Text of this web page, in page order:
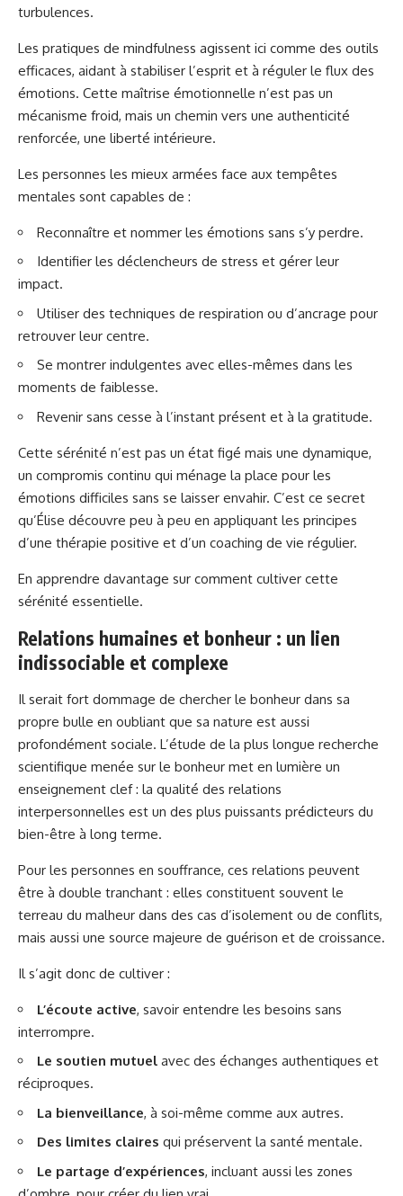
turbulences.
Les pratiques de mindfulness agissent ici comme des outils
efficaces, aidant à stabiliser l’esprit et à réguler le flux des
émotions. Cette maîtrise émotionnelle n’est pas un
mécanisme froid, mais un chemin vers une authenticité
renforcée, une liberté intérieure.
Les personnes les mieux armées face aux tempêtes
mentales sont capables de :
Reconnaître et nommer les émotions sans s’y perdre.
Identifier les déclencheurs de stress et gérer leur
impact.
Utiliser des techniques de respiration ou d’ancrage pour
retrouver leur centre.
Se montrer indulgentes avec elles-mêmes dans les
moments de faiblesse.
Revenir sans cesse à l’instant présent et à la gratitude.
Cette sérénité n’est pas un état figé mais une dynamique,
un compromis continu qui ménage la place pour les
émotions difficiles sans se laisser envahir. C’est ce secret
qu’Élise découvre peu à peu en appliquant les principes
d’une thérapie positive et d’un coaching de vie régulier.
En apprendre davantage sur comment cultiver cette
sérénité essentielle.
Relations humaines et bonheur : un lien
indissociable et complexe
Il serait fort dommage de chercher le bonheur dans sa
propre bulle en oubliant que sa nature est aussi
profondément sociale. L’étude de la plus longue recherche
scientifique menée sur le bonheur met en lumière un
enseignement clef : la qualité des relations
interpersonnelles est un des plus puissants prédicteurs du
bien-être à long terme.
Pour les personnes en souffrance, ces relations peuvent
être à double tranchant : elles constituent souvent le
terreau du malheur dans des cas d’isolement ou de conflits,
mais aussi une source majeure de guérison et de croissance.
Il s’agit donc de cultiver :
L’écoute active, savoir entendre les besoins sans
interrompre.
Le soutien mutuel avec des échanges authentiques et
réciproques.
La bienveillance, à soi-même comme aux autres.
Des limites claires qui préservent la santé mentale.
Le partage d’expériences, incluant aussi les zones